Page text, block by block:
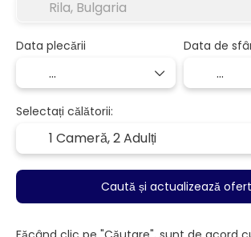
Data plecării Data de
Selectați călătorii:
1 Cameră,2 Adulți
Caută și actualizează